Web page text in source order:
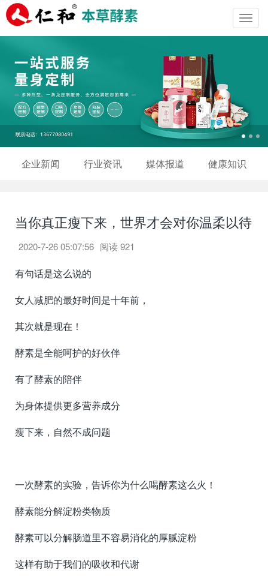
企业新闻 行业资讯 媒体报道 健康知识
当你真正瘦下来，世界才会对你温柔以待
2020-7-26 05:07:56 阅读921
有句话是这么说的
女人减肥的最好时间是十年前，
其次就是现在！
酵素是全能呵护的好伙伴
有了酵素的陪伴
为身体提供更多营养成分
瘦下来，自然不成问题
一次酵素的实验，告诉你为什么喝酵素这么火！
酵素能分解淀粉类物质
酵素可以分解肠道里不容易消化的厚腻淀粉
这样有助于我们的吸收和代谢